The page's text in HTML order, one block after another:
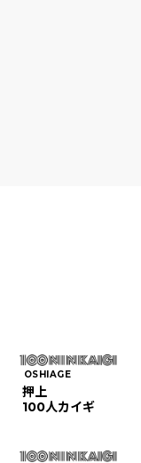
OSHIAGE
押上
100人カイギ